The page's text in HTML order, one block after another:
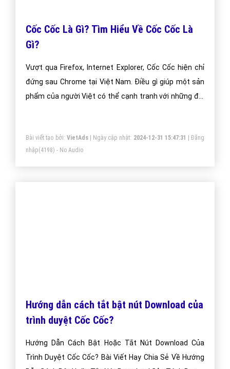
Cốc Cốc Là Gì? Tìm Hiểu Về Cốc Cốc Là
Gì?
Vượt qua Firefox, Internet Explorer, Cốc Cốc hiện chỉ
đứng sau Chrome tại Việt Nam. Điều gì giúp một sản
phẩm của người Việt có thể cạnh tranh với những đối
Bài viết tạo bởi: VietAds| Ngày cập nhật: 2024-12-31 15:47:31 |Đăng
nhập(4198) - No Audio
Hướng dẫn cách tắt bật nút Download của
trình duyệt Cốc Cốc?
Hướng Dẫn Cách Bật Hoặc Tắt Nút Download Của
Trình Duyệt Cốc Cốc? Bài Viết Hay Chia Sẻ Về Hướng